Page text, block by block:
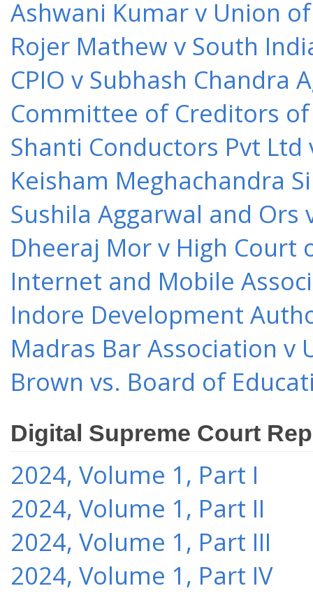
Ashwani Kumar v Union
Rojer Mathew v South
CPIO v Subhash Chandra
Committee of Creditors of
Shanti Conductors Pvt Ltd
Keisham Meghachandra
Sushila Aggarwal and Ors
Dheeraj Mor v High Court
Internet and Mobile
Indore Development
Madras Bar Association v
Brown vs. Board of
Digital Supreme Court
2024, Volume 1, Part I
2024, Volume 1, Part II
2024, Volume 1, Part III
2024, Volume 1, Part IV